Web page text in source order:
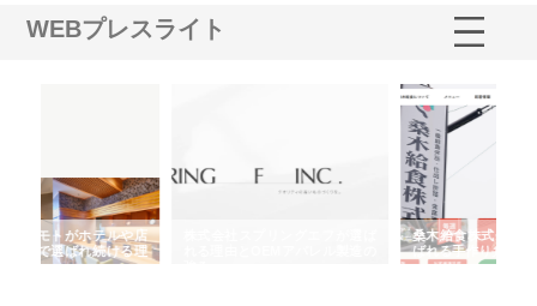
WEBプレスライト
株式会社スプリングエフが選ば
れる理由とOEMアパレル製造の
強み
桑木給食株式会社が福山市で選
ばれる手作り弁当配達の理由